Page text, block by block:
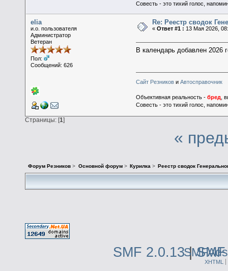
Совесть - это тихий голос,
elia
и.о. пользователя
Администратор
Ветеран
Пол:
Сообщений: 626
Re: Реестр сводок
«Ответ #1 : 13 Мая 2026,
В календарь добавлен 2026
Сайт Резникови Автосправочник
Объективная реальность - бред ,
Совесть - это тихий голос,
Страницы: [1]
«
Форум Резников > Основной форум> Курилка> Реестр сводок
SMF 2.0.13|
SMFAds
XHTML